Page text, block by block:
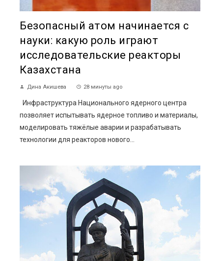
Безопасный атом начинается с
науки: какую роль играют
исследовательские реакторы
Казахстана
Дина Акишева 28 минуты ago
Инфраструктура Национального ядерного центра
позволяет испытывать ядерное топливо и материалы,
моделировать тяжёлые аварии и разрабатывать
технологии для реакторов нового...